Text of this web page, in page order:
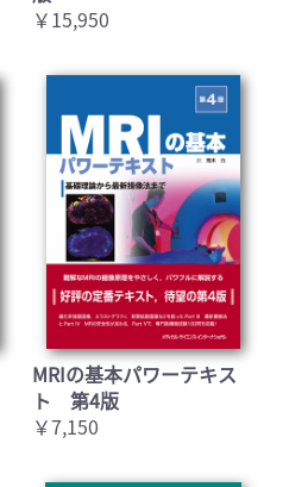
￥15,950
MRIの基本パワーテキス
ト 第4版
￥7,150